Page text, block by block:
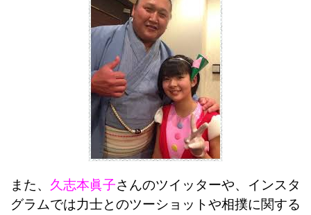
また、 久志本眞子さんのツイッターや、インスタ
グラムでは力士とのツーショットや相撲に関する